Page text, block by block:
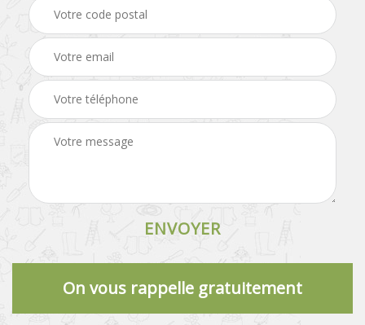
On vous rappelle gratuitement